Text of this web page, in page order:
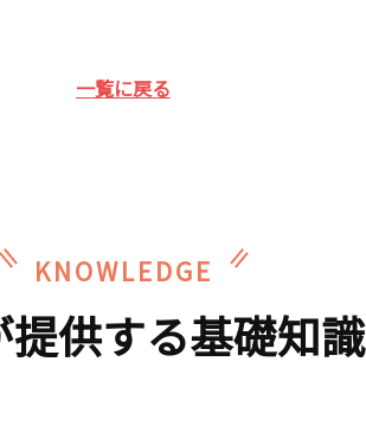
一覧に戻る
KNOWLEDGE
提供する基礎知識